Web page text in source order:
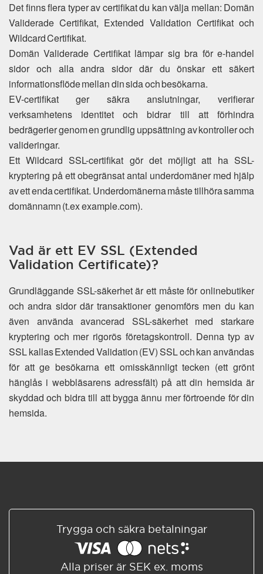
Det finns flera typer av certifikat du kan välja mellan: Domän
Validerade Certifikat, Extended Validation Certifikat och
Wildcard Certifikat.
Domän Validerade Certifikat lämpar sig bra för e-handel
sidor och alla andra sidor där du önskar ett säkert
informationsflöde mellan din sida och besökarna.
EV-certifikat ger säkra anslutningar, verifierar
verksamhetens identitet och bidrar till att förhindra
bedrägerier genom en grundlig uppsättning av kontroller och
valideringar.
Ett Wildcard SSL-certifikat gör det möjligt att ha SSL-
kryptering på ett obegränsat antal underdomäner med hjälp
av ett enda certifikat. Underdomänerna måste tillhöra samma
domännamn (t.ex example.com).
Vad är ett EV SSL (Extended
Validation Certificate)?
Grundläggande SSL-säkerhet är ett måste för onlinebutiker
och andra sidor där transaktioner genomförs men du kan
även använda avancerad SSL-säkerhet med starkare
kryptering och mer rigorös företagskontroll. Denna typ av
SSL kallas Extended Validation (EV) SSL och kan användas
för att ge besökarna ett omisskännligt tecken (ett grönt
hänglås i webbläsarens adressfält) på att din hemsida är
skyddad och bidra till att bygga ännu mer förtroende för din
hemsida.
Trygga och säkra betalningar
Alla priser är SEK ex. moms